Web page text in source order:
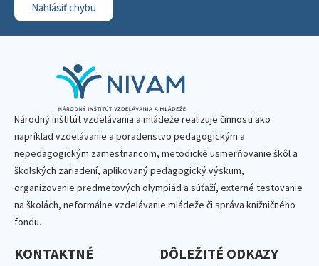
Nahlásiť chybu
Národný inštitút vzdelávania a mládeže realizuje činnosti ako
napríklad vzdelávanie a poradenstvo pedagogickým a
nepedagogickým zamestnancom, metodické usmerňovanie škôl a
školských zariadení, aplikovaný pedagogický výskum,
organizovanie predmetových olympiád a súťaží, externé testovanie
na školách, neformálne vzdelávanie mládeže či správa knižničného
fondu.
KONTAKTNÉ
DÔLEŽITÉ ODKAZY